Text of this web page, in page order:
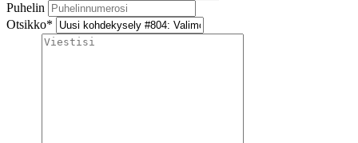
Puhelin
Otsikko*